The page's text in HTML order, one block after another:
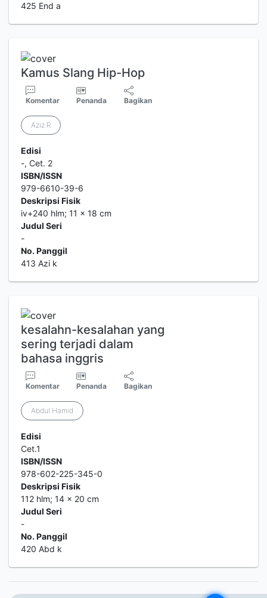
425 End a
Kamus Slang Hip-Hop
Komentar Penanda Bagikan
Aziz R
Edisi
-, Cet. 2
ISBN/ISSN
979-6610-39-6
Deskripsi Fisik
iv+240 hlm; 11 x 18 cm
Judul Seri
-
No. Panggil
413 Azi k
kesalahn-kesalahan yang
sering terjadi dalam
bahasa inggris
Komentar Penanda Bagikan
Abdul Hamid
Edisi
Cet.1
ISBN/ISSN
978-602-225-345-0
Deskripsi Fisik
112 hlm; 14 x 20 cm
Judul Seri
-
No. Panggil
420 Abd k